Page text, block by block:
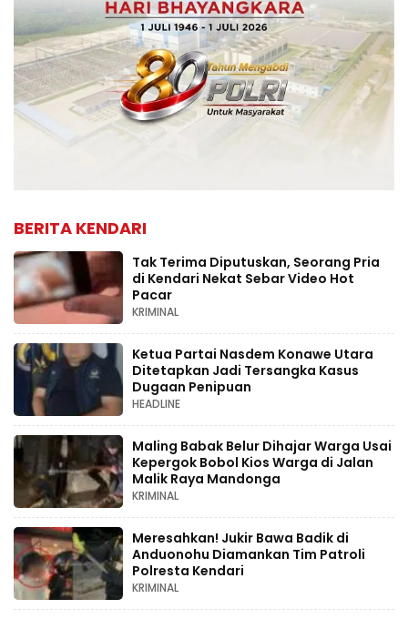
BERITA KENDARI
Tak Terima Diputuskan, Seorang Pria
di Kendari Nekat Sebar Video Hot
Pacar
KRIMINAL
Ketua Partai Nasdem Konawe Utara
Ditetapkan Jadi Tersangka Kasus
Dugaan Penipuan
HEADLINE
Maling Babak Belur Dihajar Warga Usai
Kepergok Bobol Kios Warga di Jalan
Malik Raya Mandonga
KRIMINAL
Meresahkan! Jukir Bawa Badik di
Anduonohu Diamankan Tim Patroli
Polresta Kendari
KRIMINAL